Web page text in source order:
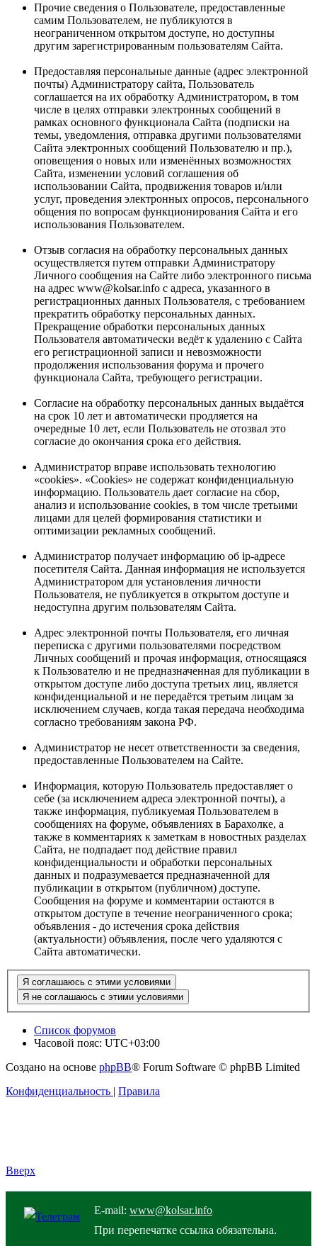
Прочие сведения о Пользователе, предоставленные
самим Пользователем, не публикуются в
неограниченном открытом доступе, но доступны
другим зарегистрированным пользователям Сайта.
Предоставляя персональные данные (адрес электронной
почты) Администратору сайта, Пользователь
соглашается на их обработку Администратором, в том
числе в целях отправки электронных сообщений в
рамках основного функционала Сайта (подписки на
темы, уведомления, отправка другими пользователями
Сайта электронных сообщений Пользователю и пр.),
оповещения о новых или изменённых возможностях
Сайта, изменении условий соглашения об
использовании Сайта, продвижения товаров и/или
услуг, проведения электронных опросов, персонального
общения по вопросам функционирования Сайта и его
использования Пользователем.
Отзыв согласия на обработку персональных данных
осуществляется путем отправки Администратору
Личного сообщения на Сайте либо электронного письма
на адрес www@kolsar.info с адреса, указанного в
регистрационных данных Пользователя, с требованием
прекратить обработку персональных данных.
Прекращение обработки персональных данных
Пользователя автоматически ведёт к удалению с Сайта
его регистрационной записи и невозможности
продолжения использования форума и прочего
функционала Сайта, требующего регистрации.
Согласие на обработку персональных данных выдаётся
на срок 10 лет и автоматически продляется на
очередные 10 лет, если Пользователь не отозвал это
согласие до окончания срока его действия.
Администратор вправе использовать технологию
«cookies». «Cookies» не содержат конфиденциальную
информацию. Пользователь дает согласие на сбор,
анализ и использование cookies, в том числе третьими
лицами для целей формирования статистики и
оптимизации рекламных сообщений.
Администратор получает информацию об ip-адресе
посетителя Сайта. Данная информация не используется
Администратором для установления личности
Пользователя, не публикуется в открытом доступе и
недоступна другим пользователям Сайта.
Адрес электронной почты Пользователя, его личная
переписка с другими пользователями посредством
Личных сообщений и прочая информация, относящаяся
к Пользователю и не предназначенная для публикации в
открытом доступе либо доступа третьих лиц, является
конфиденциальной и не передаётся третьим лицам за
исключением случаев, когда такая передача необходима
согласно требованиям закона РФ.
Администратор не несет ответственности за сведения,
предоставленные Пользователем на Сайте.
Информация, которую Пользователь предоставляет о
себе (за исключением адреса электронной почты), а
также информация, публикуемая Пользователем в
сообщениях на форуме, объявлениях в Барахолке, а
также в комментариях к заметкам в новостных разделах
Сайта, не подпадает под действие правил
конфиденциальности и обработки персональных
данных и подразумевается предназначенной для
публикации в открытом (публичном) доступе.
Сообщения на форуме и комментарии остаются в
открытом доступе в течение неограниченного срока;
объявления - до истечения срока действия
(актуальности) объявления, после чего удаляются с
Сайта автоматически.
Список форумов
Часовой пояс: UTC+03:00
Создано на основе phpBB® Forum Software © phpBB Limited
Конфиденциальность | Правила
Вверх
E-mail: www@kolsar.info
При перепечатке ссылка обязательна.